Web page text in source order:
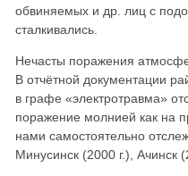
обвиняемых и др. лиц с
сталкивались.
Нечасты поражения
В отчётной документации
в графе «электротравма»
поражение молнией как на
нами самостоятельно
Минусинск (2000 г.), Ачинск